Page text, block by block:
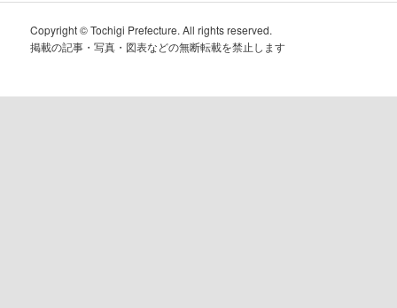
Copyright © Tochigi Prefecture. All rights reserved.
掲載の記事・写真・図表などの無断転載を禁止します